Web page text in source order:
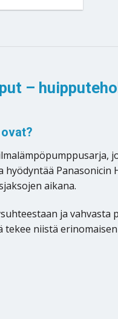
–
aikana.
ja
niistä